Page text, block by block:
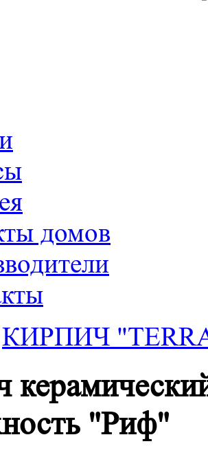
домов
КИРПИЧ
"Риф"